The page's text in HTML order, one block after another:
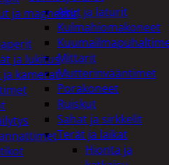
Akut ja laturit
Kulmahiomakoneet
Mittarit
Mutterinvääntimet
Porakoneet
Ruiskut
Sahat ja sirkkelit
Terät ja laikat
Hionta ja
ja magneetit
ja lukitus
kamerat